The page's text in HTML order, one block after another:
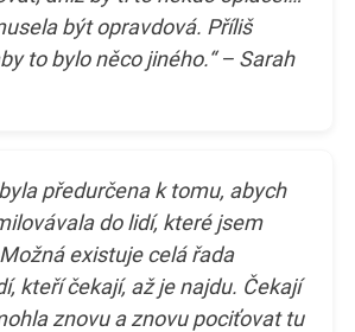
být opravdová. Příliš
to bylo něco jiného.“ – Sarah
předurčena k tomu, abych
do lidí, které jsem
existuje celá řada
kteří čekají, až je najdu. Čekají
znovu a znovu pociťovat tu